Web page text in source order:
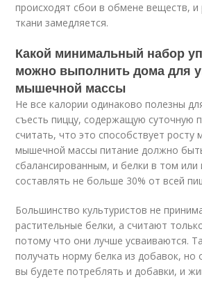
происходят сбои в обмене веществ,
ткани замедляется.
Какой минимальный набор
можно выполнить дома для
мышечной массы
Не все калории одинаково полезны
съесть пиццу, содержащую суточную
считать, что это способствует
мышечной массы питание должно
сбалансированным, и белки в том
составлять не больше 30% от всей
Большинство культуристов не
растительные белки, а считают
потому что они лучше усваиваются.
получать норму белка из добавок, но
вы будете потреблять и добавки, и